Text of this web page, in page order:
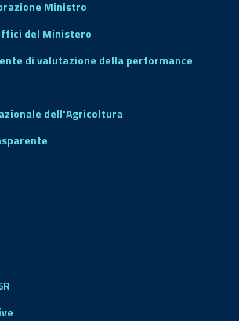
Ministro
del Ministero
di valutazione della performance
dell'Agricoltura